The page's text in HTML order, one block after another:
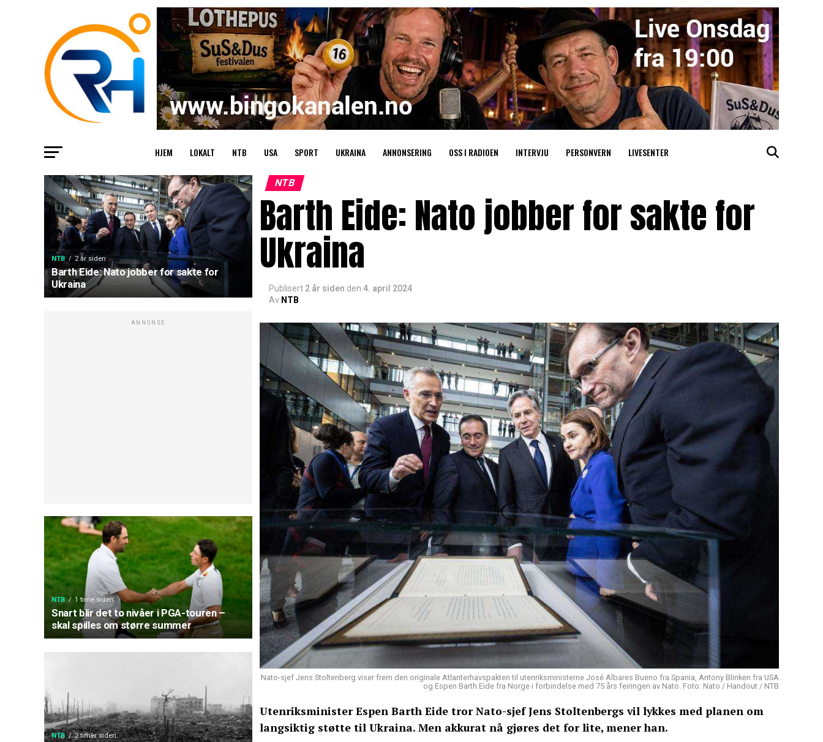
HJEM LOKALT NTB USA SPORT UKRAINA ANNONSERING OSS I RADIOEN INTERVJU PERSONVERN LIVESENTER
NTB 2 år siden
Barth Eide: Nato jobber for sakte for
Ukraina
ANNONSE
NTB 1 time siden
Snart blir det to nivåer i PGA-touren –
skal spilles om større summer
NTB 2 timer siden
NTB
Barth Eide: Nato jobber for sakte for
Ukraina
Publisert 2 år siden den 4. april 2024
Av NTB
Nato-sjef Jens Stoltenberg viser frem den originale Atlanterhavspakten til utenriksministerne José Albares Bueno fra Spania, Antony Blinken fra USA
og Espen Barth Eide fra Norge i forbindelse med 75 års feiringen av Nato. Foto: Nato / Handout / NTB
Utenriksminister Espen Barth Eide tror Nato-sjef Jens Stoltenbergs vil lykkes med planen om
langsiktig støtte til Ukraina. Men akkurat nå gjøres det for lite, mener han.